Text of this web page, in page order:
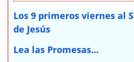
Los 9 primeros viernes al
de Jesús
Lea las Promesas...